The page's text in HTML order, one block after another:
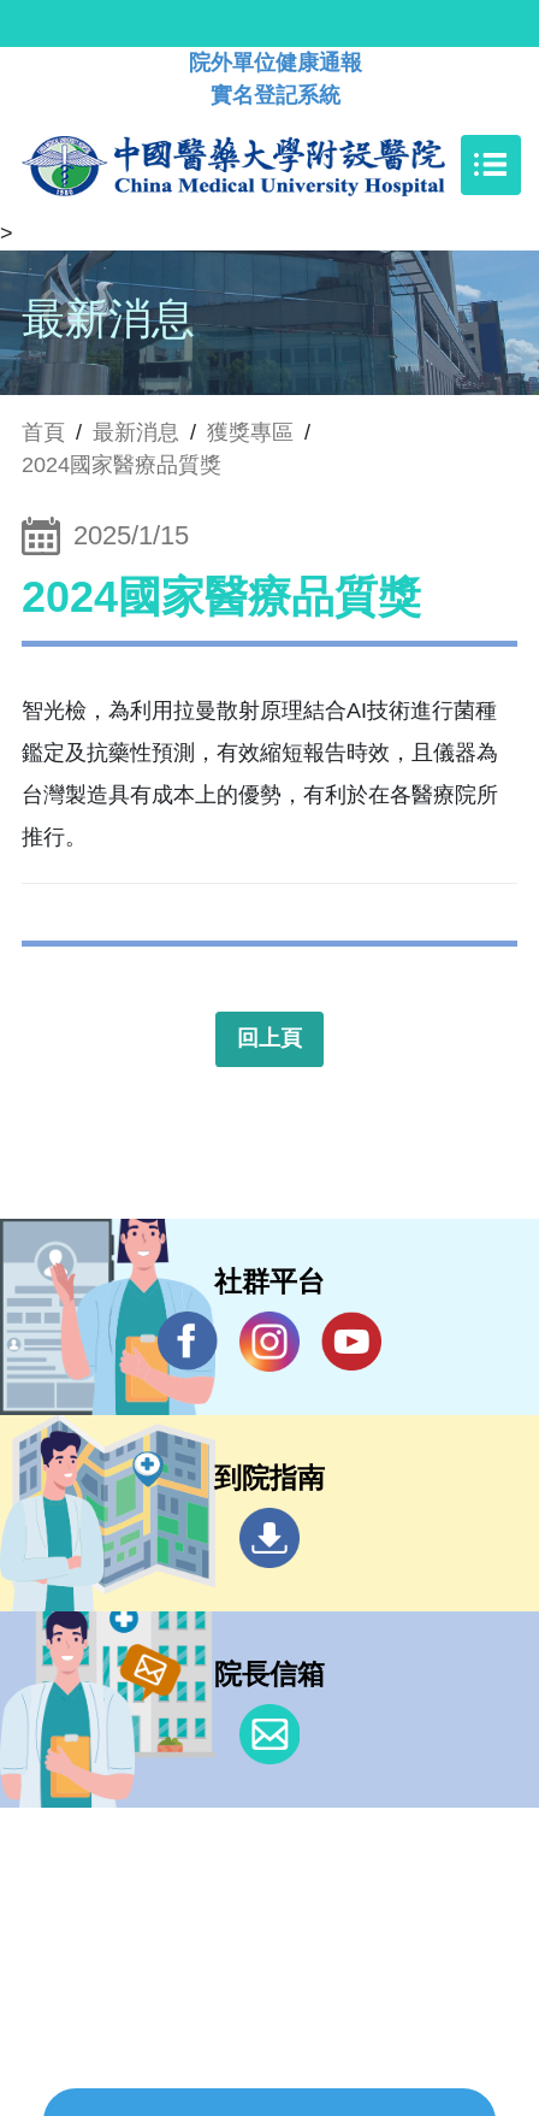
院外單位健康通報
實名登記系統
>
最新消息
首頁 / 最新消息 / 獲獎專區 /
2024國家醫療品質獎
2025/1/15
2024國家醫療品質獎
智光檢，為利用拉曼散射原理結合AI技術進行菌種
鑑定及抗藥性預測，有效縮短報告時效，且儀器為
台灣製造具有成本上的優勢，有利於在各醫療院所
推行。
回上頁
社群平台
到院指南
院長信箱